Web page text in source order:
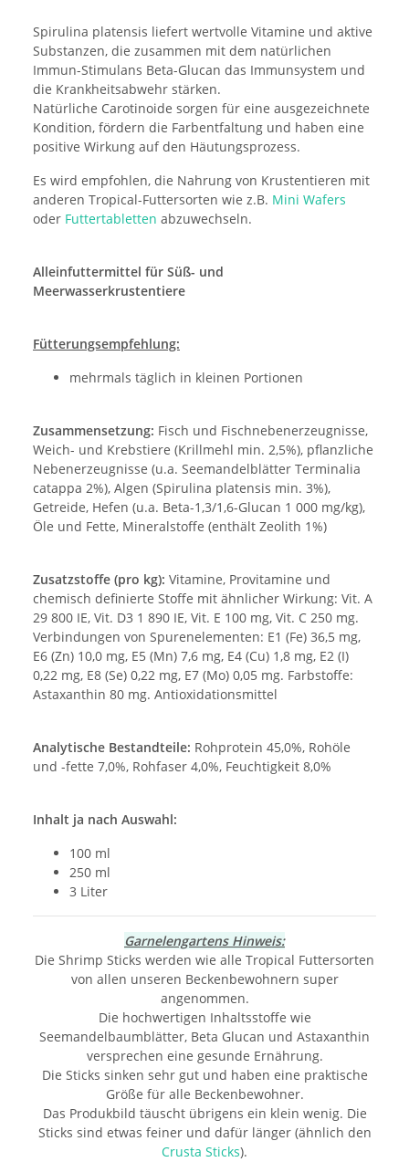
Spirulina platensis liefert wertvolle Vitamine und aktive
Substanzen, die zusammen mit dem natürlichen
Immun-Stimulans Beta-Glucan das Immunsystem und
die Krankheitsabwehr stärken.
Natürliche Carotinoide sorgen für eine ausgezeichnete
Kondition, fördern die Farbentfaltung und haben eine
positive Wirkung auf den Häutungsprozess.
Es wird empfohlen, die Nahrung von Krustentieren mit
anderen Tropical-Futtersorten wie z.B. Mini Wafers
oder Futtertabletten abzuwechseln.
Alleinfuttermittel für Süß- und
Meerwasserkrustentiere
Fütterungsempfehlung:
mehrmals täglich in kleinen Portionen
Zusammensetzung: Fisch und Fischnebenerzeugnisse,
Weich- und Krebstiere (Krillmehl min. 2,5%), pflanzliche
Nebenerzeugnisse (u.a. Seemandelblätter Terminalia
catappa 2%), Algen (Spirulina platensis min. 3%),
Getreide, Hefen (u.a. Beta-1,3/1,6-Glucan 1 000 mg/kg),
Öle und Fette, Mineralstoffe (enthält Zeolith 1%)
Zusatzstoffe (pro kg): Vitamine, Provitamine und
chemisch definierte Stoffe mit ähnlicher Wirkung: Vit. A
29 800 IE, Vit. D3 1 890 IE, Vit. E 100 mg, Vit. C 250 mg.
Verbindungen von Spurenelementen: E1 (Fe) 36,5 mg,
E6 (Zn) 10,0 mg, E5 (Mn) 7,6 mg, E4 (Cu) 1,8 mg, E2 (I)
0,22 mg, E8 (Se) 0,22 mg, E7 (Mo) 0,05 mg. Farbstoffe:
Astaxanthin 80 mg. Antioxidationsmittel
Analytische Bestandteile: Rohprotein 45,0%, Rohöle
und -fette 7,0%, Rohfaser 4,0%, Feuchtigkeit 8,0%
Inhalt ja nach Auswahl:
100 ml
250 ml
3 Liter
Garnelengartens Hinweis:
Die Shrimp Sticks werden wie alle Tropical Futtersorten
von allen unseren Beckenbewohnern super
angenommen.
Die hochwertigen Inhaltsstoffe wie
Seemandelbaumblätter, Beta Glucan und Astaxanthin
versprechen eine gesunde Ernährung.
Die Sticks sinken sehr gut und haben eine praktische
Größe für alle Beckenbewohner.
Das Produkbild täuscht übrigens ein klein wenig. Die
Sticks sind etwas feiner und dafür länger (ähnlich den
Crusta Sticks).